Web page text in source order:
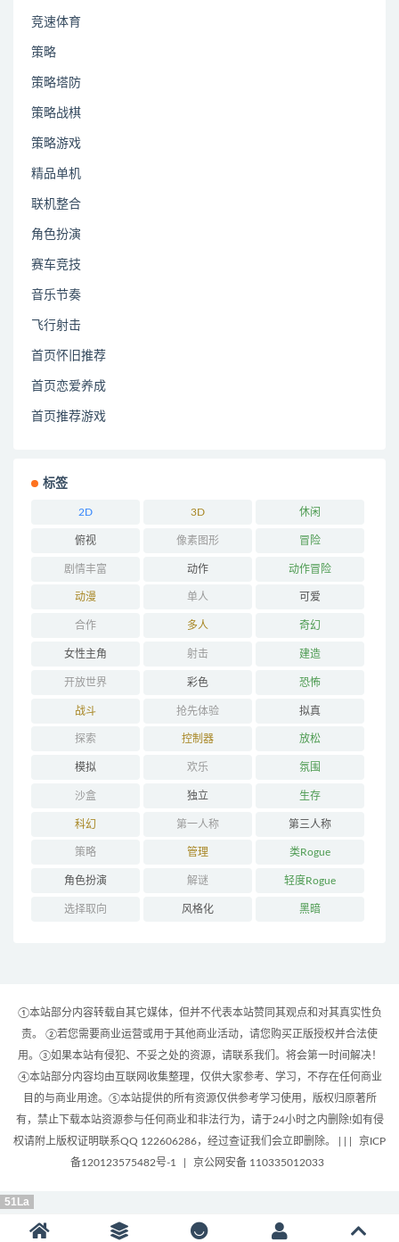
竞速体育
策略
策略塔防
策略战棋
策略游戏
精品单机
联机整合
角色扮演
赛车竞技
音乐节奏
飞行射击
首页怀旧推荐
首页恋爱养成
首页推荐游戏
标签
2D 3D 休闲
俯视 像素图形 冒险
剧情丰富 动作 动作冒险
动漫 单人 可爱
合作 多人 奇幻
女性主角 射击 建造
开放世界 彩色 恐怖
战斗 抢先体验 拟真
探索 控制器 放松
模拟 欢乐 氛围
沙盒 独立 生存
科幻 第一人称 第三人称
策略 管理 类Rogue
角色扮演 解谜 轻度Rogue
选择取向 风格化 黑暗
①本站部分内容转载自其它媒体，但并不代表本站赞同其观点和对其真实性负
责。 ②若您需要商业运营或用于其他商业活动，请您购买正版授权并合法使
用。③如果本站有侵犯、不妥之处的资源，请联系我们。将会第一时间解决！
④本站部分内容均由互联网收集整理，仅供大家参考、学习，不存在任何商业
目的与商业用途。⑤本站提供的所有资源仅供参考学习使用，版权归原著所
有，禁止下载本站资源参与任何商业和非法行为，请于24小时之内删除!如有侵
权请附上版权证明联系QQ 122606286，经过查证我们会立即删除。 | |
京ICP
备120123575482号-1
京公网安备 110335012033
51La